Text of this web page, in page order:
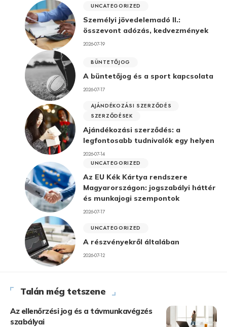
UNCATEGORIZED
Személyi jövedelemadó II.:
összevont adózás, kedvezmények
2026-07-19
BÜNTETŐJOG
A büntetőjog és a sport kapcsolata
2026-07-17
AJÁNDÉKOZÁSI SZERZŐDÉS
SZERZŐDÉSEK
Ajándékozási szerződés: a
legfontosabb tudnivalók egy helyen
2026-07-14
UNCATEGORIZED
Az EU Kék Kártya rendszere
Magyarországon: jogszabályi háttér
és munkajogi szempontok
2026-07-17
UNCATEGORIZED
A részvényekről általában
2026-07-12
Talán még tetszene
Az ellenőrzési jog és a távmunkavégzés
szabályai